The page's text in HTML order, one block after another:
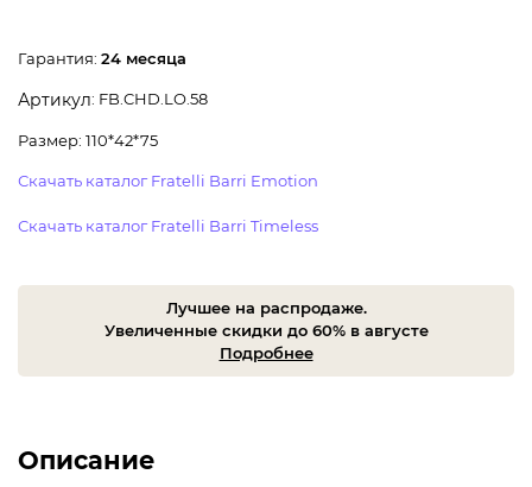
Гарантия: 24 месяца
Артикул: FB.CHD.LO.58
Размер: 110*42*75
Скачать каталог Fratelli Barri Emotion
Скачать каталог Fratelli Barri Timeless
Лучшее на распродаже.
Увеличенные скидки до 60% в августе
Подробнее
Описание